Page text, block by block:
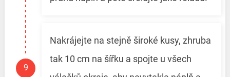
Nakrájejte na stejně široké kusy, zhruba
tak 10 cm na šířku a spojte u všech